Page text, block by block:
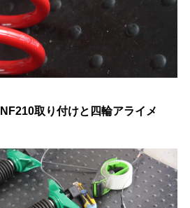
取り付けと四輪アライメ